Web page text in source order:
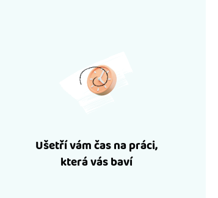
Ušetří vám čas na práci,
která vás baví